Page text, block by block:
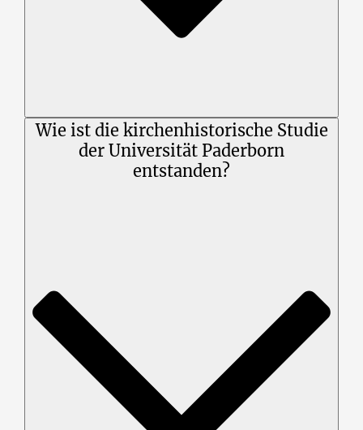
Wie ist die kirchenhistorische Studie
der Universität Paderborn
entstanden?